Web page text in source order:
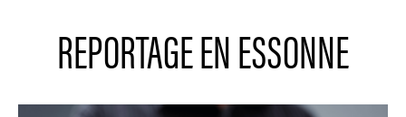
REPORTAGE EN ESSONNE